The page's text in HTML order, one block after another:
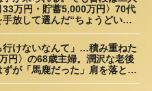
33万円・貯蓄5,000万円〉70代
放して選んだ“ちょうどいい
行けないなんて」…積み重ねた
円〉の68歳主婦。潤沢な老後
が「馬鹿だった」肩を落とす